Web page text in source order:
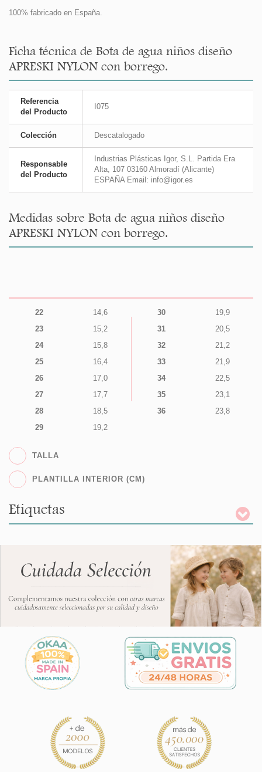
100% fabricado en España.
Ficha técnica de Bota de agua niños diseño
APRESKI NYLON con borrego.
Referencia
del Producto
I075
Colección Descatalogado
Responsable
del Producto
Industrias Plásticas Igor, S.L. Partida Era
Alta, 107 03160 Almoradí (Alicante)
ESPAÑA Email: info@igor.es
Medidas sobre Bota de agua niños diseño
APRESKI NYLON con borrego.
22
14,6
23
15,2
24
15,8
25
16,4
26
17,0
27
17,7
28
18,5
29
19,2
30
19,9
31
20,5
32
21,2
33
21,9
34
22,5
35
23,1
36
23,8
TALLA
PLANTILLA INTERIOR (CM)
Etiquetas